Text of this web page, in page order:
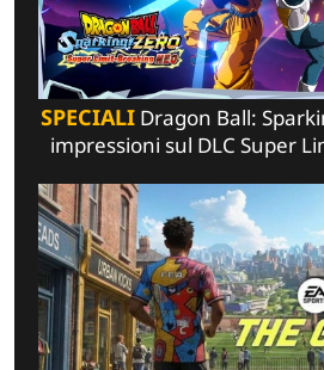
SPECIALI Dragon Ball:
impressioni sul DLC Super